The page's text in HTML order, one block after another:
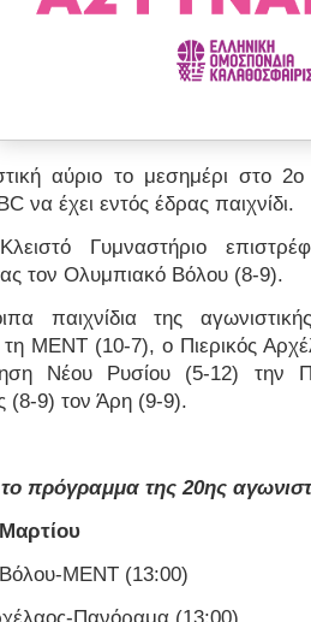
αύριο το μεσημέρι στο
να έχει εντός έδρας παιχνίδι.
Γυμναστήριο
τον Ολυμπιακό Βόλου (8-9).
παιχνίδια της
τη ΜΕΝΤ (10-7), ο Πιερικός
Νέου Ρυσίου (5-12) την
(8-9) τον Άρη (9-9).
πρόγραμμα της 20ης
ΜΕΝΤ (13:00)